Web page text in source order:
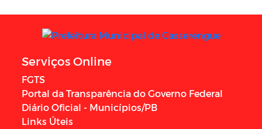
Serviços Online
FGTS
Portal da Transparência do Governo Federal
Diário Oficial - Municípios/PB
Links Úteis